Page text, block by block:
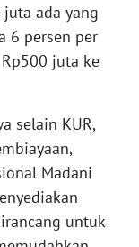
ada yang
6 persen per
juta ke
selain KUR,
Madani
untuk